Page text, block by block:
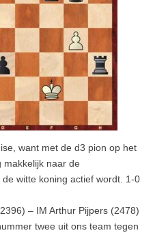
want met de d3 pion op het
makkelijk naar de
witte koning actief wordt. 1-0
– IM Arthur Pijpers (2478)
twee uit ons team tegen